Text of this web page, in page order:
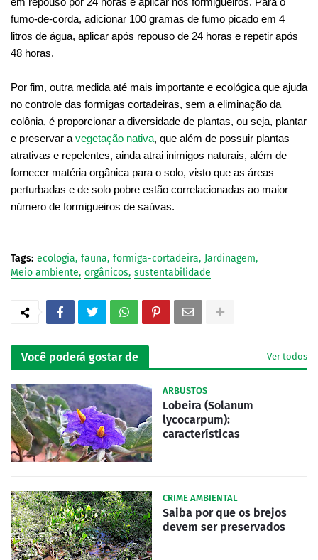
fumo-de-corda, adicionar 100 gramas de fumo picado em 4
litros de água, aplicar após repouso de 24 horas e repetir após
48 horas.
Por fim, outra medida até mais importante e ecológica que ajuda
no controle das formigas cortadeiras, sem a eliminação da
colônia, é proporcionar a diversidade de plantas, ou seja, plantar
e preservar a vegetação nativa, que além de possuir plantas
atrativas e repelentes, ainda atrai inimigos naturais, além de
fornecer matéria orgânica para o solo, visto que as áreas
perturbadas e de solo pobre estão correlacionadas ao maior
número de formigueiros de saúvas.
Tags: ecologia fauna formiga-cortadeira Jardinagem
Meio ambiente orgânicos sustentabilidade
Você poderá gostar de Ver todos
ARBUSTOS
Lobeira (Solanum
lycocarpum):
características
CRIME AMBIENTAL
Saiba por que os brejos
devem ser preservados